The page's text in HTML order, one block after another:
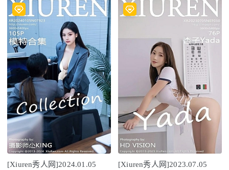
[Xiuren秀人网]2024.01.05
[Xiuren秀人网]2023.07.05